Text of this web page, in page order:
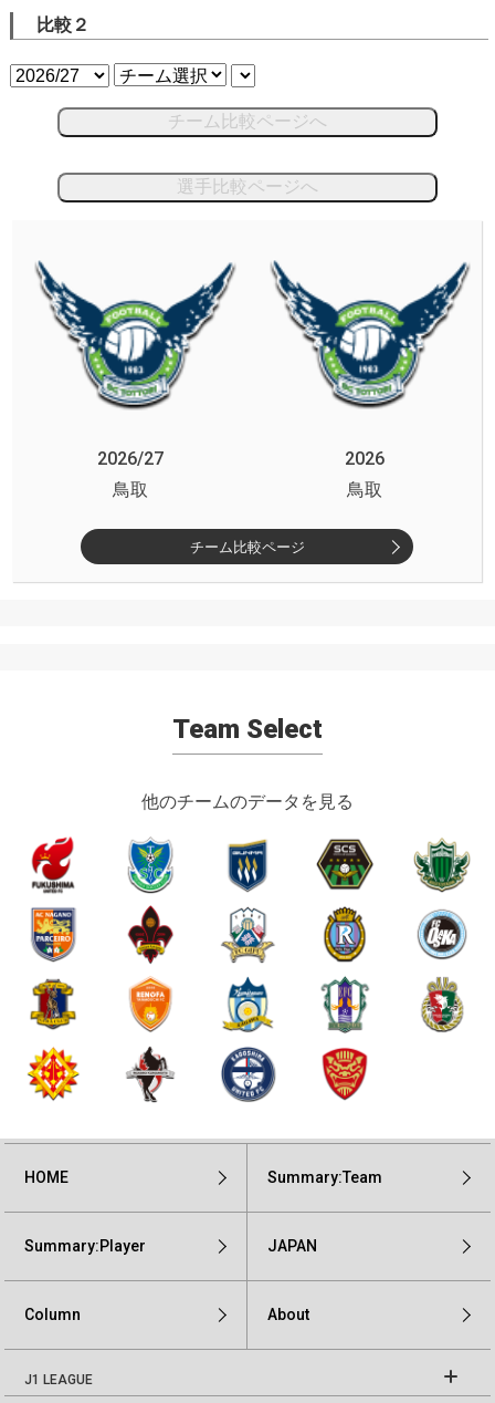
比較２
チーム比較ページへ
選手比較ページへ
2026/27
2026
鳥取
鳥取
チーム比較ページ
Team Select
他のチームのデータを見る
HOME Summary:Team
Summary:Player JAPAN
Column About
J1 LEAGUE